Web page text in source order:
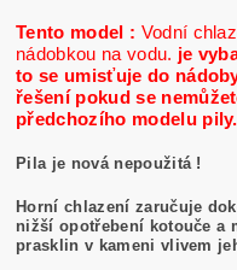
Tento model : Vodní
nádobkou na vodu. je
to se umisťuje do
řešení pokud se
předchozího modelu pily.
Pila je nová nepoužitá !
Horní chlazení zaručuje
nižší opotřebení kotouče a
prasklin v kameni vlivem